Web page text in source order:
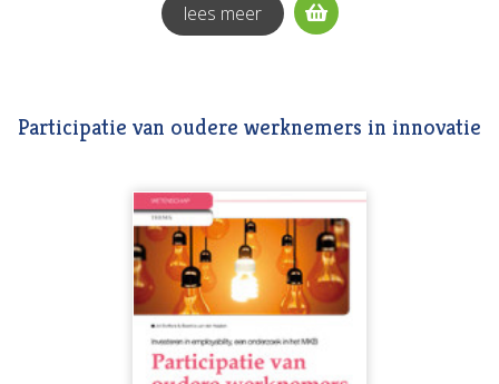
lees meer
Participatie van oudere werknemers in innovatie